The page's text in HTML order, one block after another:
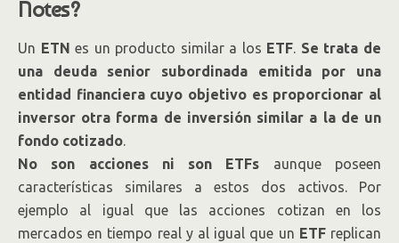
Notes?
Un ETN es un producto similar a los ETF. Se trata de
una deuda senior subordinada emitida por una
entidad financiera cuyo objetivo es proporcionar al
inversor otra forma de inversión similar a la de un
fondo cotizado.
No son acciones ni son ETFs aunque poseen
características similares a estos dos activos. Por
ejemplo al igual que las acciones cotizan en los
mercados en tiempo real y al igual que un ETFreplican